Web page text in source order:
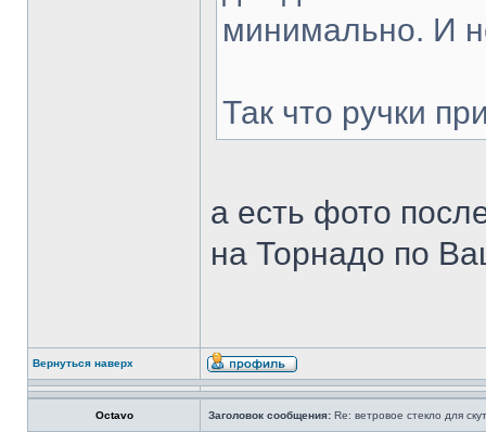
минимально. И
Так что ручки
а есть фото
на Торнадо по
Вернуться наверх
Octavo Заголовок сообщения: Re: ветровое стекло для